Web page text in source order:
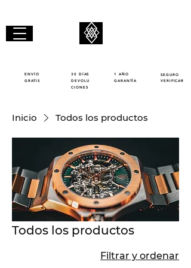
ENVÍO
GRATIS
30 DÍAS
DEVOLU
CIONES
1 AÑO
GARANTÍA
SEGURO
VERIFICAR
Inicio Todos los productos
Todos los productos
Filtrar y ordenar